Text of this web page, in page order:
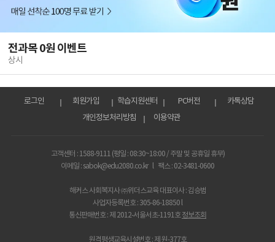
전과목 0원 이벤트
상시
로그인 회원가입 학습지원센터 PC버전
카톡상담
개인정보처리방침
이용약관
고객센터 : 1588-9111 (평일 : 08:30~18:00 / 주말 및 공휴일 휴무)
이메일 : sabok@edu2080.co.kr
팩스 : 02-3481-0600
해커스 사회복지사 ㈜위더스교육 대표이사 : 김승범
사업자등록번호 : 305-86-18850 l
통신판매번호 : 제 2012-서울서초-1191호정보조회
원격평생교육시설번호 : 제 원-377호